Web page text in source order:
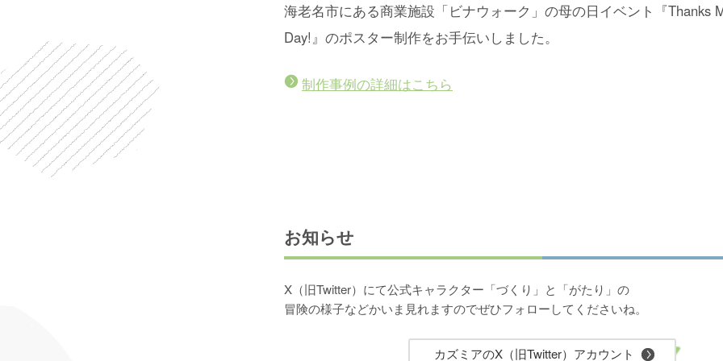
海老名市にある商業施設「ビナウォーク」の母の日イベント『Thanks
Day!』のポスター制作をお手伝いしました。
制作事例の詳細はこちら
お知らせ
X（旧Twitter）にて公式キャラクター「づくり」と「がたり」の
冒険の様子などかいま見れますのでぜひフォローしてくださいね。
カズミアのX（旧Twitter）アカウント